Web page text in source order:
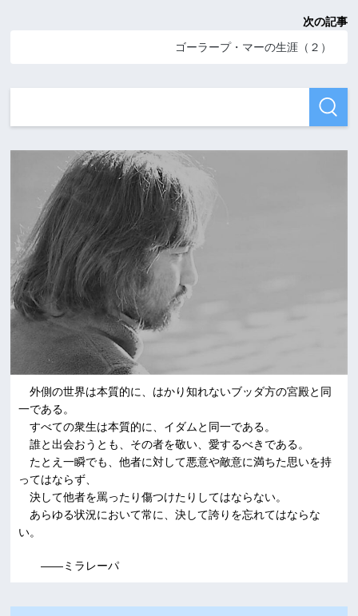
次の記事
ゴーラープ・マーの生涯（２）
外側の世界は本質的に、はかり知れないブッダ方の宮殿と同
一である。
すべての衆生は本質的に、イダムと同一である。
誰と出会おうとも、その者を敬い、愛するべきである。
たとえ一瞬でも、他者に対して悪意や敵意に満ちた思いを持
ってはならず、
決して他者を罵ったり傷つけたりしてはならない。
あらゆる状況において常に、決して誇りを忘れてはならな
い。
――ミラレーパ